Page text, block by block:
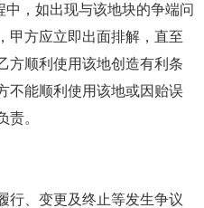
，如出现与该地块的争端问
甲方应立即出面排解，直至
方顺利使用该地创造有利条
不能顺利使用该地或因贻误
责。
行、变更及终止等发生争议